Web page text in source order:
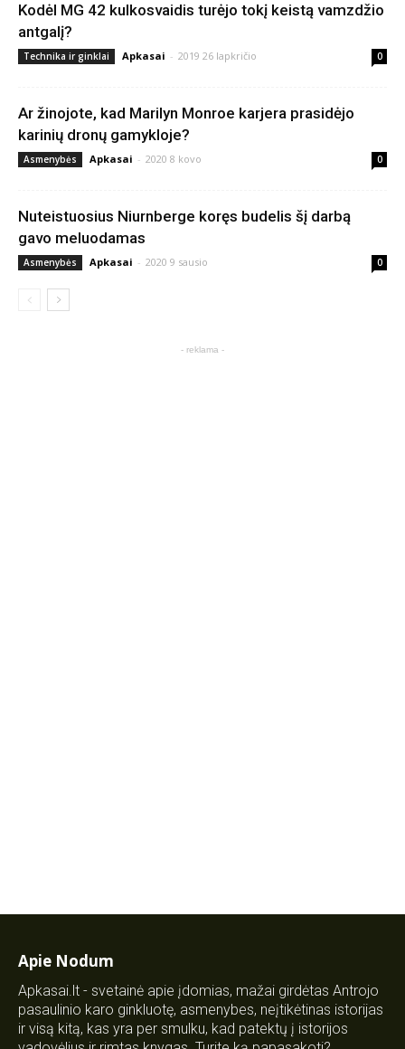
Kodėl MG 42 kulkosvaidis turėjo tokį keistą vamzdžio
antgalį?
Technika ir ginklai Apkasai - 2019 26 lapkričio 0
Ar žinojote, kad Marilyn Monroe karjera prasidėjo
karinių dronų gamykloje?
Asmenybės Apkasai - 2020 8 kovo 0
Nuteistuosius Niurnberge koręs budelis šį darbą
gavo meluodamas
Asmenybės Apkasai - 2020 9 sausio 0
- reklama -
Apie Nodum
Apkasai.lt - svetainė apie įdomias, mažai girdėtas Antrojo
pasaulinio karo ginkluotę, asmenybes, neįtikėtinas istorijas
ir visą kitą, kas yra per smulku, kad patektų į istorijos